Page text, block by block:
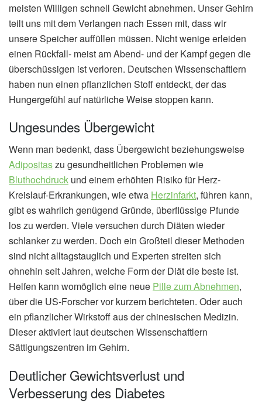
meisten Willigen schnell Gewicht abnehmen. Unser Gehirn
teilt uns mit dem Verlangen nach Essen mit, dass wir
unsere Speicher auffüllen müssen. Nicht wenige erleiden
einen Rückfall- meist am Abend- und der Kampf gegen die
überschüssigen ist verloren. Deutschen Wissenschaftlern
haben nun einen pflanzlichen Stoff entdeckt, der das
Hungergefühl auf natürliche Weise stoppen kann.
Ungesundes Übergewicht
Wenn man bedenkt, dass Übergewicht beziehungsweise
Adipositaszu gesundheitlichen Problemen wie
Bluthochdruck und einem erhöhten Risiko für Herz-
Kreislauf-Erkrankungen, wie etwa Herzinfarkt, führen kann,
gibt es wahrlich genügend Gründe, überflüssige Pfunde
los zu werden. Viele versuchen durch Diäten wieder
schlanker zu werden. Doch ein Großteil dieser Methoden
sind nicht alltagstauglich und Experten streiten sich
ohnehin seit Jahren, welche Form der Diät die beste ist.
Helfen kann womöglich eine neue Pille zum Abnehmen,
über die US-Forscher vor kurzem berichteten. Oder auch
ein pflanzlicher Wirkstoff aus der chinesischen Medizin.
Dieser aktiviert laut deutschen Wissenschaftlern
Sättigungszentren im Gehirn.
Deutlicher Gewichtsverlust und
Verbesserung des Diabetes